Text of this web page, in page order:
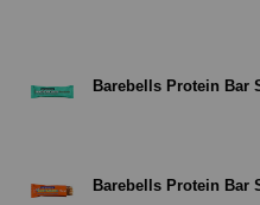
Barebells Protein Bar
Barebells Protein Bar